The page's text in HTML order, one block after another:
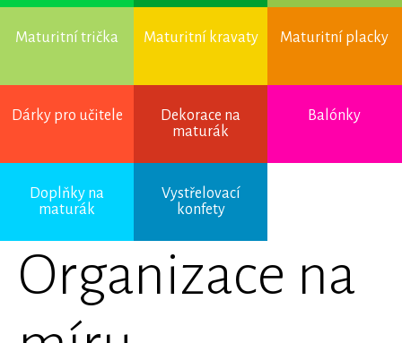
Maturitní trička Maturitní kravaty Maturitní placky
Dárky pro učitele
Dekorace na
maturák
Balónky
Doplňky na
maturák
Vystřelovací
konfety
Organizace na